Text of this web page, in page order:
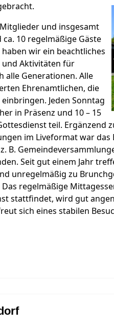
und insgesamt
10 regelmäßige Gäste
wir ein beachtliches
Aktivitäten für
alle Generationen. Alle
Ehrenamtlichen, die
Jeden Sonntag
in Präsenz und 10 – 15
teil. Ergänzend
im Liveformat war
B.
Seit gut einem Jahr
unregelmäßig zu
regelmäßige
stattfindet, wird gut
sich eines stabilen